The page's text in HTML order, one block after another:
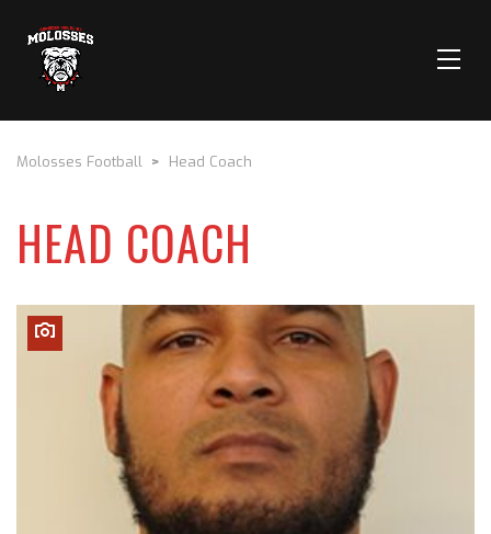
Molosses Football > Head Coach
HEAD COACH